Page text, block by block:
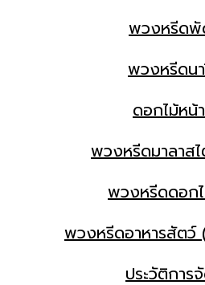
พวงหรีดพั
พวงหรีดน
ดอกไม้หน้
พวงหรีดมาลาสไ
พวงหรีดดอก
พวงหรีดอาหารสัต
ประวัติการ